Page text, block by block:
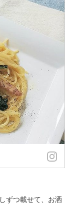
ずつ載せて、お洒